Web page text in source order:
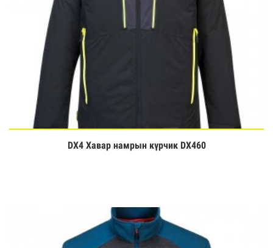
Үзэх
DX4 Хавар намрын күрчик DX460